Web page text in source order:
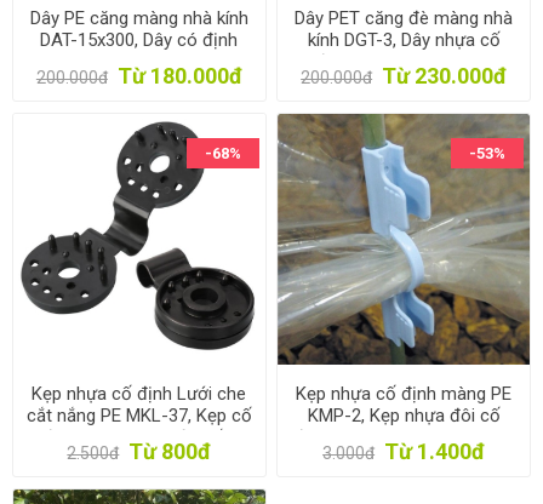
Dây PE căng màng nhà kính
DAT-15x300, Dây có định
film PE nhà màng
200.000đ Từ 180.000đ
Dây PET căng đè màng nhà
kính DGT-3, Dây nhựa cố
định film PE nhà màng
200.000đ Từ 230.000đ
-68%
Kẹp nhựa cố định Lưới che
cắt nắng PE MKL-37, Kẹp cố
định Màng PE Lưới chắn
côn trùng
2.500đ Từ 800đ
-53%
Kẹp nhựa cố định màng PE
KMP-2, Kẹp nhựa đôi cố
định màng PE vào Vòm nhà
màng
3.000đ Từ 1.400đ